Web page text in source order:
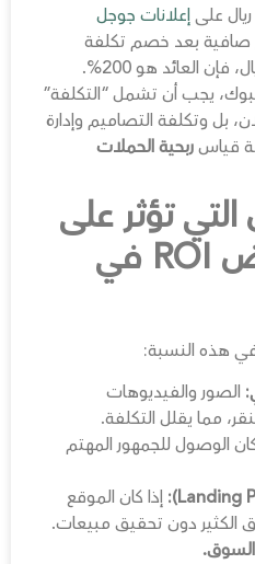
إعلانات جوجل
صافية بعد خصم تكلفة
يجب أن تشمل “التكلفة”
بل وتكلفة التصاميم وإدارة
قياسربحية الحملات
تؤثر على
ارتفاع أو انخفاض ROI في
هذه النسبة:
الصور والفيديوهات
مما يقلل التكلفة.
الوصول للجمهور المهتم
إذا كان الموقع
الكثير دون تحقيق مبيعات.